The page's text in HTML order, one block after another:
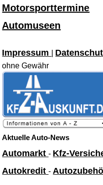
Motorsporttermine
Automuseen
Impressum
ohne Gewähr
Aktuelle Auto-News
Automarkt- Kfz-
Autokredit-